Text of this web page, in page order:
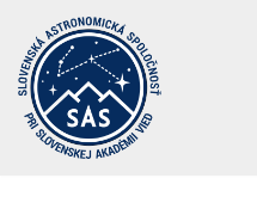
Preskočiť
na
obsah